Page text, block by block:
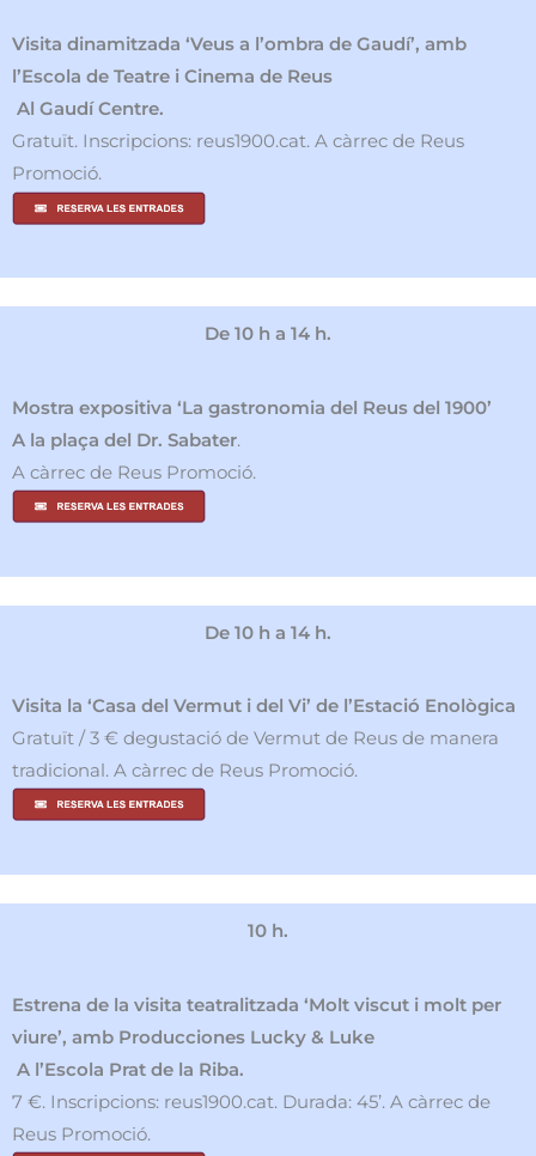
Visita dinamitzada ‘Veus a l’ombra de Gaudí’, amb
l’Escola de Teatre i Cinema de Reus
Al Gaudí Centre.
Gratuït. Inscripcions: reus1900.cat. A càrrec de Reus
Promoció.
De 10 h a 14 h.
Mostra expositiva ‘La gastronomia del Reus del 1900’
A la plaça del Dr. Sabater.
A càrrec de Reus Promoció.
De 10 h a 14 h.
Visita la ‘Casa del Vermut i del Vi’ de l’Estació Enològica
Gratuït / 3 € degustació de Vermut de Reus de manera
tradicional. A càrrec de Reus Promoció.
10 h.
Estrena de la visita teatralitzada ‘Molt viscut i molt per
viure’, amb Producciones Lucky & Luke
A l’Escola Prat de la Riba.
7 €. Inscripcions: reus1900.cat. Durada: 45’. A càrrec de
Reus Promoció.